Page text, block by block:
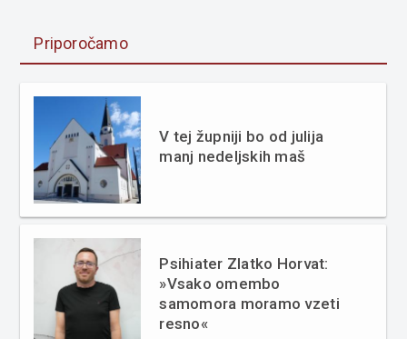
Priporočamo
V tej župniji bo od julija
manj nedeljskih maš
Psihiater Zlatko Horvat:
»Vsako omembo
samomora moramo vzeti
resno«